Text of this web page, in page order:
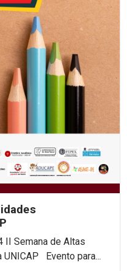
Habilidades/ Superdotação da UNICAP Evento para...